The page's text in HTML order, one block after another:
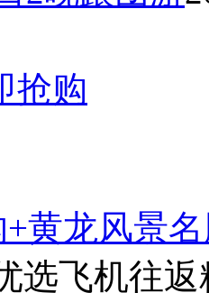
抢购
黄龙风景
选飞机往返